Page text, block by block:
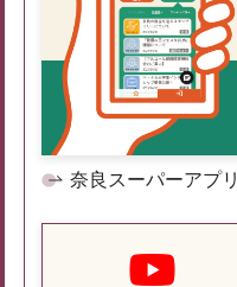
奈良スーパーアプリ